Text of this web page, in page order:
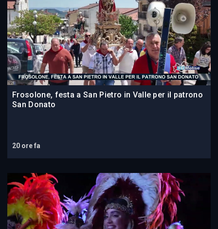
Frosolone, festa a San Pietro in Valle per il patrono
San Donato
20 ore fa